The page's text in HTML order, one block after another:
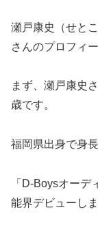
瀬戸康史（せと
さんのプロフィ
まず、瀬戸康史
歳です。
福岡県出身で身
「D-Boysオー
能界デビューしま